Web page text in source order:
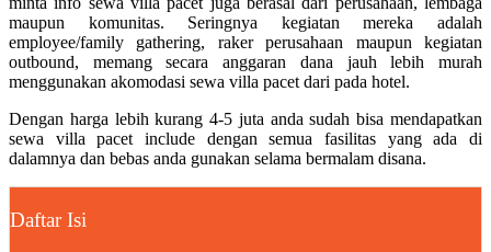
maupun komunitas. Seringnya kegiatan mereka adalah
employee/family gathering, raker perusahaan maupun kegiatan
outbound, memang secara anggaran dana jauh lebih murah
menggunakan akomodasi sewa villa pacet dari pada hotel.
Dengan harga lebih kurang 4-5 juta anda sudah bisa mendapatkan
sewa villa pacet include dengan semua fasilitas yang ada di
dalamnya dan bebas anda gunakan selama bermalam disana.
Daftar Isi